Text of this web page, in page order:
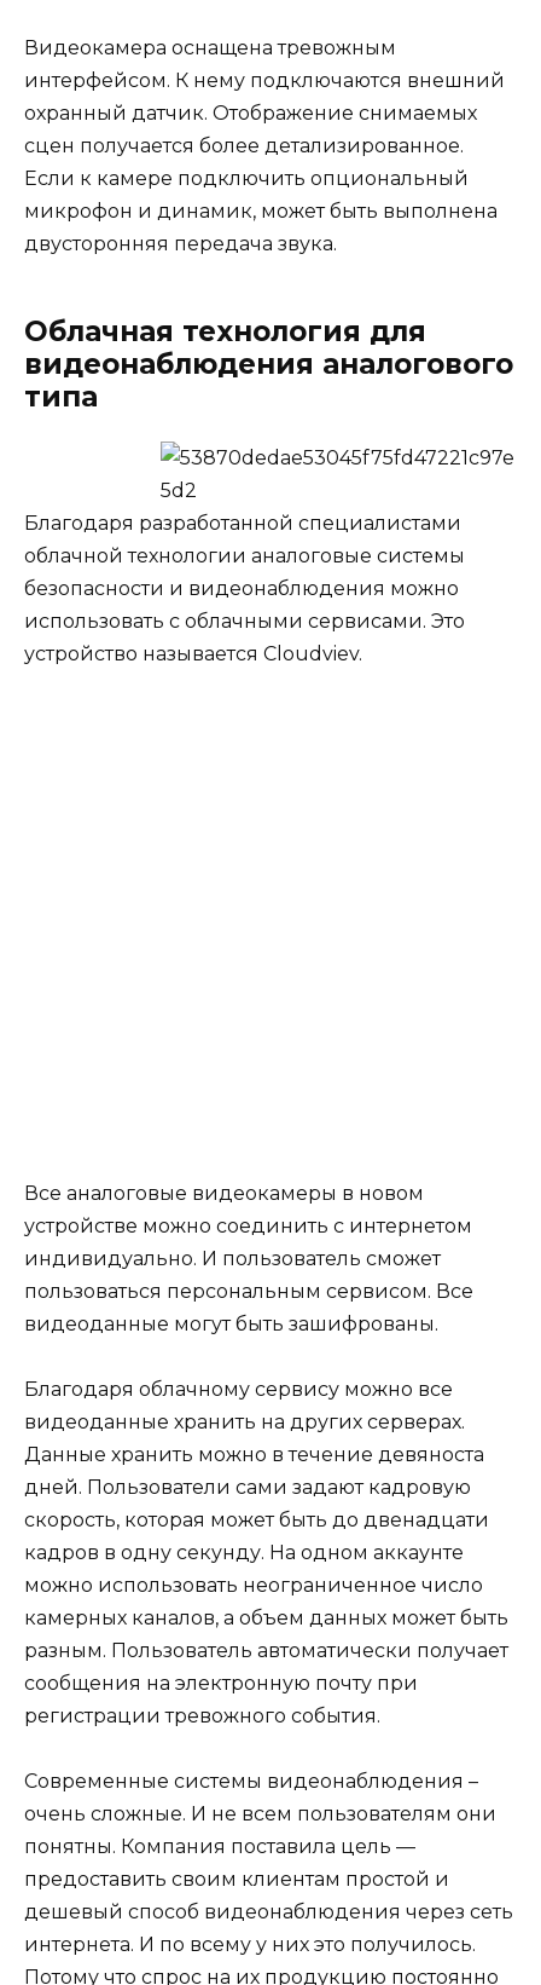
Видеокамера оснащена тревожным
интерфейсом. К нему подключаются внешний
охранный датчик. Отображение снимаемых
сцен получается более детализированное.
Если к камере подключить опциональный
микрофон и динамик, может быть выполнена
двусторонняя передача звука.
Облачная технология для
видеонаблюдения аналогового
типа
Благодаря разработанной специалистами
облачной технологии аналоговые системы
безопасности и видеонаблюдения можно
использовать с облачными сервисами. Это
устройство называется Cloudviev.
Все аналоговые видеокамеры в новом
устройстве можно соединить с интернетом
индивидуально. И пользователь сможет
пользоваться персональным сервисом. Все
видеоданные могут быть зашифрованы.
Благодаря облачному сервису можно все
видеоданные хранить на других серверах.
Данные хранить можно в течение девяноста
дней. Пользователи сами задают кадровую
скорость, которая может быть до двенадцати
кадров в одну секунду. На одном аккаунте
можно использовать неограниченное число
камерных каналов, а объем данных может быть
разным. Пользователь автоматически получает
сообщения на электронную почту при
регистрации тревожного события.
Современные системы видеонаблюдения –
очень сложные. И не всем пользователям они
понятны. Компания поставила цель —
предоставить своим клиентам простой и
дешевый способ видеонаблюдения через сеть
интернета. И по всему у них это получилось.
Потому что спрос на их продукцию постоянно